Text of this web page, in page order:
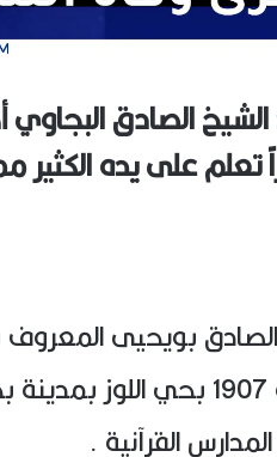
الصادق البجاوي
تعلم على يده
سنة 1907 بحي اللوز
القرآنية .